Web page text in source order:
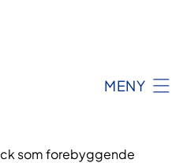
MENY
som forebyggende